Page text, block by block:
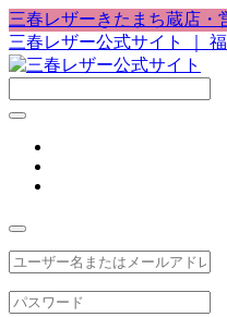
三春レザーきたまち蔵店・
三春レザー公式サイト ｜